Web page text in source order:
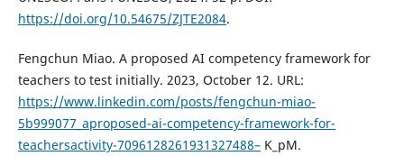
https://doi.org/10.54675/ZJTE2084.
Fengchun Miao. A proposed AI competency framework for
teachers to test initially. 2023, October 12. URL:
https://www.linkedin.com/posts/fengchun-miao-
5b999077_aproposed-ai-competency-framework-for-
teachersactivity-7096128261931327488–K_pM.